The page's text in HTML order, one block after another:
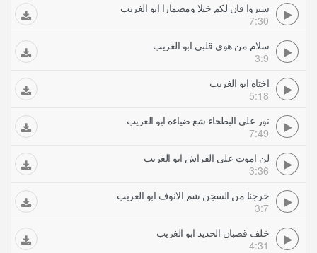
سيروا فإن لكم خيلا ومضمارا ابو الغريب
7:30
سلام من هوى قلبي ابو الغريب
3:9
اختاه ابو الغريب
5:18
نور على البطحاء شع ضياءه ابو الغريب
7:49
لن اموت على الفراش ابو الغريب
3:36
خرجنا من السجن شم الانوف ابو الغريب
3:7
خلف قضبان الحديد ابو الغريب
4:31